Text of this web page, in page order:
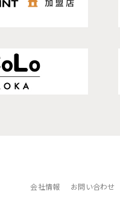
会社情報 お問い合わせ